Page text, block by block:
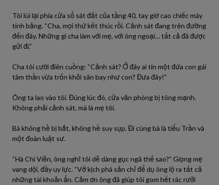
Tôi lùi lại phía cửa sổ sát đất của tầng 40, tay giơ cao chiếc máy
tính bảng. “Cha, mọi thứ kết thúc rồi. Cảnh sát đang trên đường
đến đây. Những gì cha làm với mẹ, với ông ngoại… tất cả đã được
gửi đi.”
Cha tôi cười điên cuồng: “Cảnh sát? Ở đây ai tin một đứa con gái
tâm thần vừa trốn khỏi sân bay như con? Đưa đây!”
Ông ta lao vào tôi. Đúng lúc đó, cửa văn phòng bị tông mạnh.
Không phải cảnh sát, mà là mẹ tôi.
Bà không hề bị bắt, không hề suy sụp. Đi cùng bà là tiểu Trần và
một đoàn luật sư.
“Hà Chí Viễn, ông nghĩ tôi dễ dàng gục ngã thế sao?” Giọng mẹ
vang dội, đầy uy lực. “Vở kịch phá sản chỉ để dụ ông lộ ra tất cả
những tài khoản ẩn. Cảm ơn ông đã giúp tôi gom hết rác rưởi